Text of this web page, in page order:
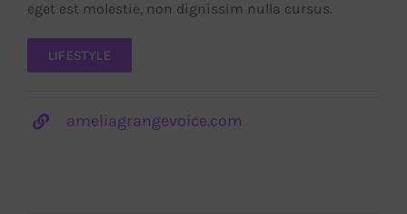
eget est molestie, non dignissim nulla cursus.
LIFESTYLE
ameliagrangevoice.com